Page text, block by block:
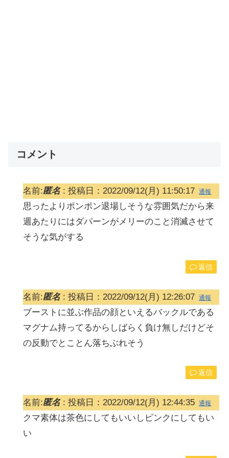
コメント
名前:匿名: 投稿日：2022/09/12(月) 11:50:17 通報
思ったよりポンポン退場しそうな雰囲気だから来
週あたりにはダパーンがメリーのこと消滅させて
そうな気がする
返信
名前:匿名: 投稿日：2022/09/12(月) 12:26:07 通報
ブーストに並ぶ作品の顔といえるバックルである
マグナム持ってるからしばらく負け無しだけどそ
の反動でとことん落ちぶれそう
返信
名前:匿名: 投稿日：2022/09/12(月) 12:44:35 通報
クマ素体は茶色にしてもいいしピンクにしてもい
い